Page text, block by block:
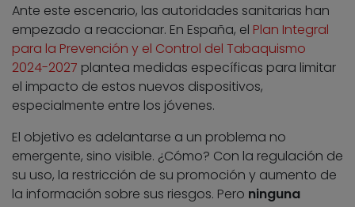
Ante este escenario, las autoridades sanitarias han
empezado a reaccionar. En España, el Plan Integral
para la Prevención y el Control del Tabaquismo
2024-2027 plantea medidas específicas para limitar
el impacto de estos nuevos dispositivos,
especialmente entre los jóvenes.
El objetivo es adelantarse a un problema no
emergente, sino visible. ¿Cómo? Con la regulación de
su uso, la restricción de su promoción y aumento de
la información sobre sus riesgos. Pero ninguna